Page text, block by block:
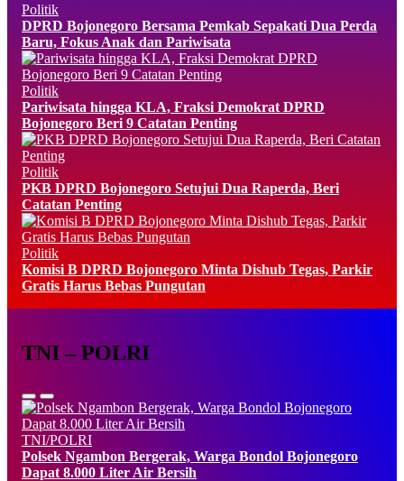
Politik
DPRD Bojonegoro Bersama Pemkab Sepakati Dua Perda
Baru, Fokus Anak dan Pariwisata
Politik
Pariwisata hingga KLA, Fraksi Demokrat DPRD
Bojonegoro Beri 9 Catatan Penting
Politik
PKB DPRD Bojonegoro Setujui Dua Raperda, Beri
Catatan Penting
Politik
Komisi B DPRD Bojonegoro Minta Dishub Tegas, Parkir
Gratis Harus Bebas Pungutan
TNI – POLRI
TNI/POLRI
Polsek Ngambon Bergerak, Warga Bondol Bojonegoro
Dapat 8.000 Liter Air Bersih